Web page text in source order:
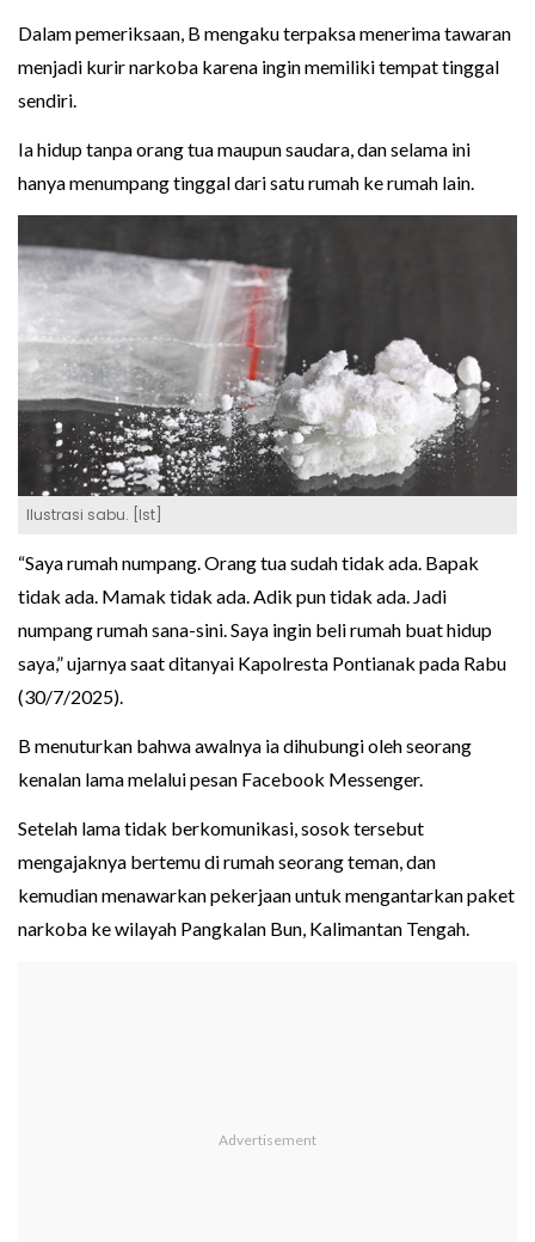
Dalam pemeriksaan, B mengaku terpaksa menerima tawaran
menjadi kurir narkoba karena ingin memiliki tempat tinggal
sendiri.
Ia hidup tanpa orang tua maupun saudara, dan selama ini
hanya menumpang tinggal dari satu rumah ke rumah lain.
Ilustrasi sabu. [Ist]
“Saya rumah numpang. Orang tua sudah tidak ada. Bapak
tidak ada. Mamak tidak ada. Adik pun tidak ada. Jadi
numpang rumah sana-sini. Saya ingin beli rumah buat hidup
saya,” ujarnya saat ditanyai Kapolresta Pontianak pada Rabu
(30/7/2025).
B menuturkan bahwa awalnya ia dihubungi oleh seorang
kenalan lama melalui pesan Facebook Messenger.
Setelah lama tidak berkomunikasi, sosok tersebut
mengajaknya bertemu di rumah seorang teman, dan
kemudian menawarkan pekerjaan untuk mengantarkan paket
narkoba ke wilayah Pangkalan Bun, Kalimantan Tengah.